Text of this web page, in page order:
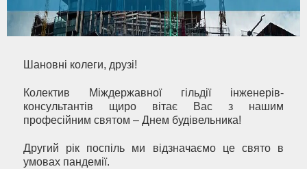
Шановні колеги, друзі!
Колектив Міждержавної гільдії інженерів-
консультантів щиро вітає Вас з нашим
професійним святом – Днем будівельника!
Другий рік поспіль ми відзначаємо це свято в
умовах пандемії.